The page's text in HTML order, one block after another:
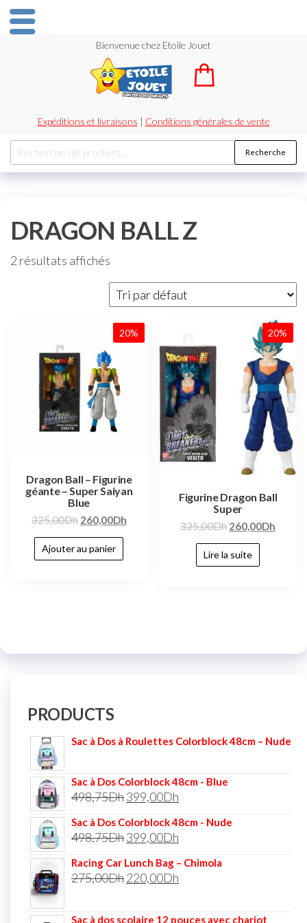
Bienvenue chez Etoile Jouet
Expéditions et livraisons | Conditions générales de vente
Recherche
DRAGON BALL Z
2 résultats affichés
20%
Dragon Ball – Figurine
géante – Super Saiyan
Blue
325,00Dh 260,00Dh
Ajouter au panier
20%
Figurine Dragon Ball
Super
325,00Dh 260,00Dh
Lire la suite
PRODUCTS
Sac à Dos à Roulettes Colorblock 48cm – Nude
Sac à Dos Colorblock 48cm - Blue
498,75Dh399,00Dh
Sac à Dos Colorblock 48cm - Nude
498,75Dh399,00Dh
Racing Car Lunch Bag – Chimola
275,00Dh220,00Dh
Sac à dos scolaire 12 pouces avec chariot